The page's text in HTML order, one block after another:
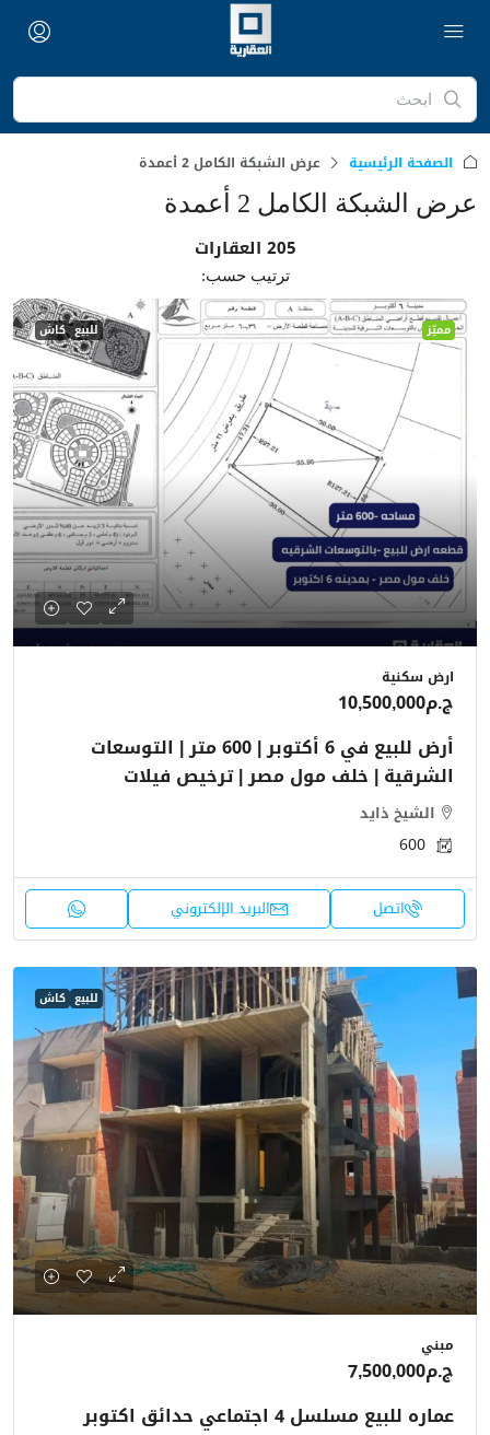
الصفحة الرئيسية عرض الشبكة الكامل 2 أعمدة
عرض الشبكة الكامل 2 أعمدة
205 العقارات
ترتيب حسب:
مميّز للبيع كاش
ارض سكنية
ج.م10,500,000
أرض للبيع في 6 أكتوبر | 600 متر | التوسعات
الشرقية | خلف مول مصر | ترخيص فيلات
الشيخ ذايد
600
اتصل البريد الإلكتروني
للبيع كاش
مبني
ج.م7,500,000
عماره للبيع مسلسل 4 اجتماعي حدائق اكتوبر